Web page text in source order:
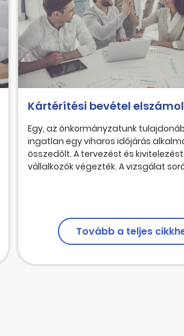
Kártérítési bevétel
Egy, az önkormányzatunk
ingatlan egy viharos időjárás
összedőlt. A tervezést és kivitelezést
vállalkozók végezték. A vizsgálat
Tovább a teljes